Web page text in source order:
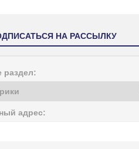
НА РАССЫЛКУ
раздел:
адрес: